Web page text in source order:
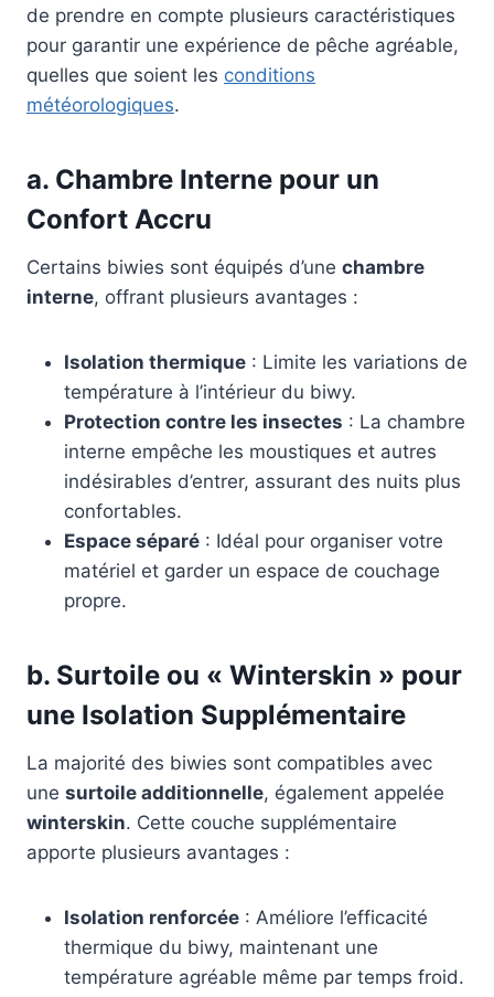
de prendre en compte plusieurs caractéristiques
pour garantir une expérience de pêche agréable,
quelles que soient les conditions
météorologiques.
a. Chambre Interne pour un
Confort Accru
Certains biwies sont équipés d’une chambre
interne, offrant plusieurs avantages :
Isolation thermique : Limite les variations de
température à l’intérieur du biwy.
Protection contre les insectes : La chambre
interne empêche les moustiques et autres
indésirables d’entrer, assurant des nuits plus
confortables.
Espace séparé : Idéal pour organiser votre
matériel et garder un espace de couchage
propre.
b. Surtoile ou « Winterskin » pour
une Isolation Supplémentaire
La majorité des biwies sont compatibles avec
une surtoile additionnelle, également appelée
winterskin. Cette couche supplémentaire
apporte plusieurs avantages :
Isolation renforcée : Améliore l’efficacité
thermique du biwy, maintenant une
température agréable même par temps froid.